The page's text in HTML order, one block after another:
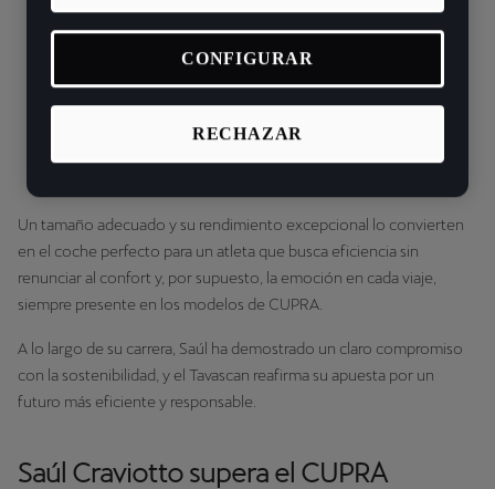
Un tamaño adecuado y su rendimiento excepcional lo convierten
en el coche perfecto para un atleta que busca eficiencia sin
renunciar al confort y, por supuesto, la emoción en cada viaje,
siempre presente en los modelos de CUPRA.
A lo largo de su carrera, Saúl ha demostrado un claro compromiso
con la sostenibilidad, y el Tavascan reafirma su apuesta por un
futuro más eficiente y responsable.
Saúl Craviotto supera el CUPRA
RECHAZAR
CONFIGURAR